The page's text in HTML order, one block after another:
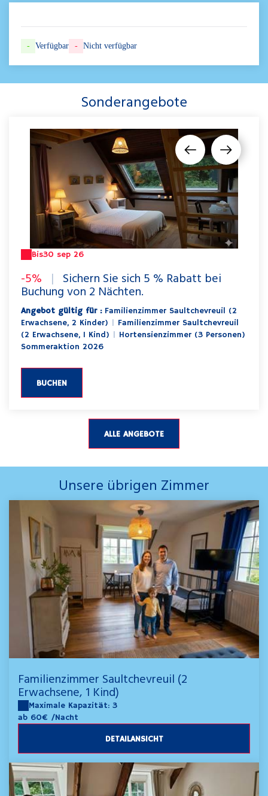
- Verfügbar - Nicht verfügbar
Sonderangebote
Bis30 sep 26
-5% | Sichern Sie sich 5 % Rabatt bei
Buchung von 2 Nächten.
Angebot gültig für : Familienzimmer Saultchevreuil (2
Erwachsene, 2 Kinder) | Familienzimmer Saultchevreuil
(2 Erwachsene, 1 Kind) | Hortensienzimmer (3 Personen)
Sommeraktion 2026
BUCHEN
ALLE ANGEBOTE
Unsere übrigen Zimmer
Familienzimmer Saultchevreuil (2
Erwachsene, 1 Kind)
Maximale Kapazität: 3
ab 60€ /Nacht
DETAILANSICHT